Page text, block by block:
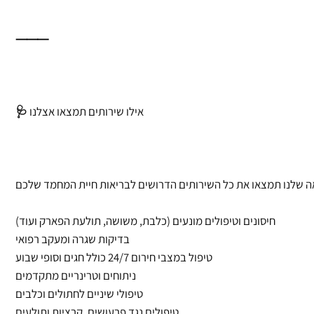
⸻
🩺 אילו שירותים תמצאו אצלנו
חיסונים וטיפולים מונעים (כלבת, משושה, תולעת הפארק ועוד)
בדיקות שגרה ומעקב רפואי
טיפול במצבי חירום 24/7 כולל חגים וסופי שבוע
ניתוחים וטרינריים מתקדמים
טיפולי שיניים לחתולים וכלבים